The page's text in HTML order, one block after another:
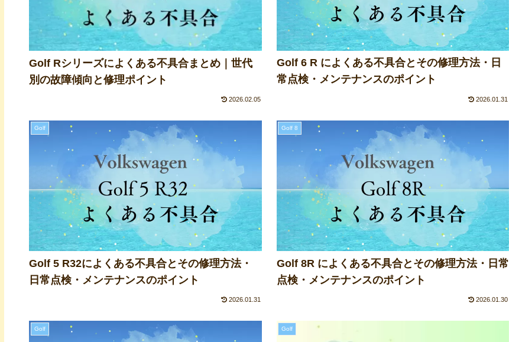
Golf Rシリーズによくある不具合まとめ｜世代
別の故障傾向と修理ポイント
2026.02.05
Golf 6 R によくある不具合とその修理方法・日
常点検・メンテナンスのポイント
2026.01.31
Golf
Golf 5 R32によくある不具合とその修理方法・
日常点検・メンテナンスのポイント
2026.01.31
Golf 8
Golf 8R によくある不具合とその修理方法・日常
点検・メンテナンスのポイント
2026.01.30
Golf Golf